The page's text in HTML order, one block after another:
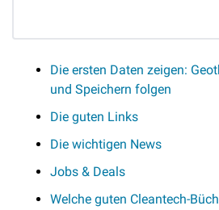
Die ersten Daten zeigen:
und Speichern folgen
Die guten Links
Die wichtigen News
Jobs & Deals
Welche guten Cleantech-